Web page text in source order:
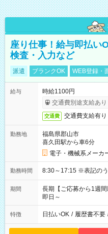
座り仕事！給与即払い
検査・入力など
派遣 ブランクOK WEB登録・
給与
時給1100円
交通費別途支給あり
交通費 交通費支給有り
勤務地
福島県郡山市
喜久田駅から車6分
電子・機械系メーカ
勤務時間 8:30～17:15 ※
期間
長期【ご応募から1週
即日～
特徴 日払いOK / 履歴書不要